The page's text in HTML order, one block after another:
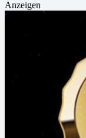
Anzeigen